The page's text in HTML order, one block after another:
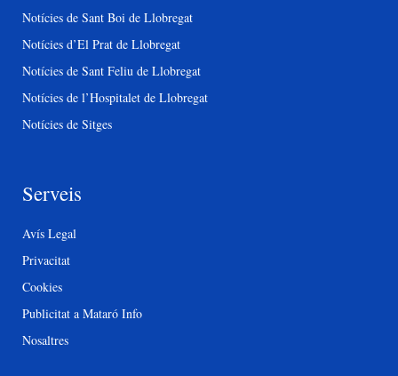
Notícies de Sant Boi de Llobregat
Notícies d’El Prat de Llobregat
Notícies de Sant Feliu de Llobregat
Notícies de l’Hospitalet de Llobregat
Notícies de Sitges
Serveis
Avís Legal
Privacitat
Cookies
Publicitat a Mataró Info
Nosaltres